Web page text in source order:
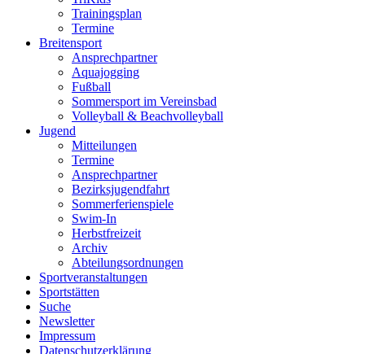
Trainingsplan
Termine
Breitensport
Ansprechpartner
Aquajogging
Fußball
Sommersport im Vereinsbad
Volleyball & Beachvolleyball
Jugend
Mitteilungen
Termine
Ansprechpartner
Bezirksjugendfahrt
Sommerferienspiele
Swim-In
Herbstfreizeit
Archiv
Abteilungsordnungen
Sportveranstaltungen
Sportstätten
Suche
Newsletter
Impressum
Datenschutzerklärung